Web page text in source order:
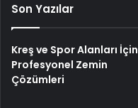
Son Yazılar
Kreş ve Spor Alanları İçin
Profesyonel Zemin
Çözümleri